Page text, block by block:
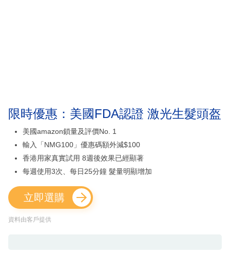
限時優惠：美國FDA認證 激光生髮頭盔
美國amazon鎖量及評價No. 1
輸入「NMG100」優惠碼額外減$100
香港用家真實試用 8週後效果已經顯著
每週使用3次、每日25分鐘 髮量明顯增加
立即選購
資料由客戶提供